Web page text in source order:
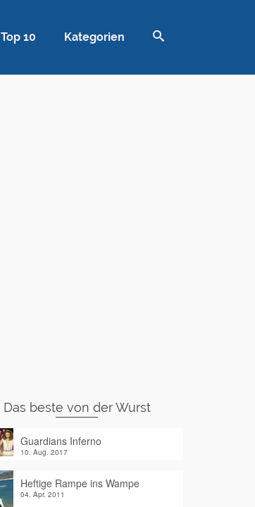
Top 10 Kategorien
Das beste von der Wurst
Guardians Inferno
10. Aug. 2017
Heftige Rampe ins Wampe
04. Apr. 2011